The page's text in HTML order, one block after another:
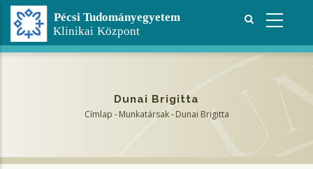
Ugrás
tartalomra
Dunai Brigitta
Címlap - Munkatársak - Dunai Brigitta